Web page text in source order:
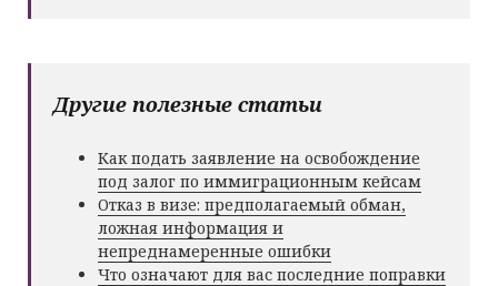
Другие полезные статьи
Как подать заявление на освобождение
под залог по иммиграционным кейсам
Отказ в визе: предполагаемый обман,
ложная информация и
непреднамеренные ошибки
Что означают для вас последние поправки